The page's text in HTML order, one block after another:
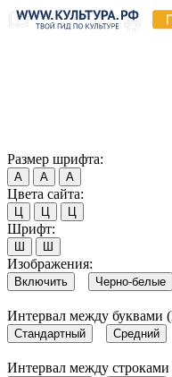
Размер шрифта:
А А А
Цвета сайта:
Ц Ц Ц
Шрифт:
Ш Ш
Изображения:
Включить Черно-белые
Интервал между буквами
Стандартный Средний
Интервал между